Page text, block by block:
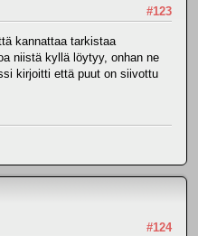
#123
kannattaa tarkistaa
niistä kyllä löytyy, onhan ne
kirjoitti että puut on siivottu
#124